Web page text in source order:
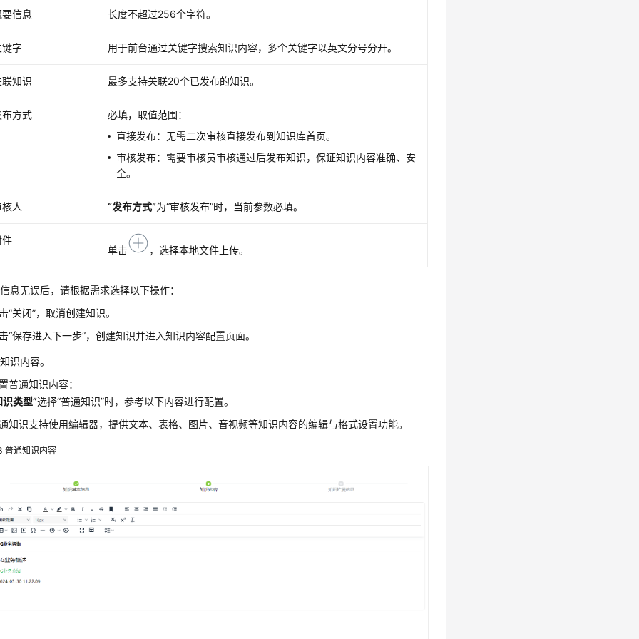
要信息 长度不超过256个字符。
键字 用于前台通过关键字搜索知识内容，多个关键字以英文分号分开。
联知识 最多支持关联20个已发布的知识。
布方式
必填，取值范围：
直接发布：无需二次审核直接发布到知识库首页。
审核发布：需要审核员审核通过后发布知识，保证知识内容准确、安
全。
人 “发布方式”为“审核发布”时，当前参数必填。
件
单击
，选择本地文件上传。
息无误后，请根据需求选择以下操作：
“关闭”，取消创建知识。
“保存进入下一步”，创建知识并进入知识内容配置页面。
识内容。
普通知识内容：
识类型”选择“普通知识”时，参考以下内容进行配置。
知识支持使用编辑器，提供文本、表格、图片、音视频等知识内容的编辑与格式设置功能。
普通知识内容